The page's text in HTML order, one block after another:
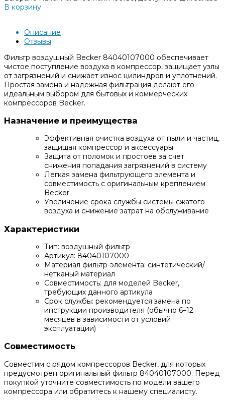
В корзину
Описание
Отзывы
Фильтр воздушный Becker 84040107000 обеспечивает
чистое поступление воздуха в компрессор, защищает узлы
от загрязнений и снижает износ цилиндров и уплотнений.
Простая замена и надежная фильтрация делают его
идеальным выбором для бытовых и коммерческих
компрессоров Becker.
Назначение и преимущества
Эффективная очистка воздуха от пыли и частиц,
защищая компрессор и аксессуары
Защита от поломок и простоев за счет
снижения попадания загрязнений в систему
Легкая замена фильтрующего элемента и
совместимость с оригинальным креплением
Becker
Увеличение срока службы системы сжатого
воздуха и снижение затрат на обслуживание
Характеристики
Тип: воздушный фильтр
Артикул: 84040107000
Материал фильтр-элемента: синтетический/
нетканый материал
Совместимость: для моделей Becker,
требующих данного артикула
Срок службы: рекомендуется замена по
инструкции производителя (обычно 6–12
месяцев в зависимости от условий
эксплуатации)
Совместимость
Совместим с рядом компрессоров Becker, для которых
предусмотрен оригинальный фильтр 84040107000. Перед
покупкой уточните совместимость по модели вашего
компрессора или обратитесь к нашему специалисту.